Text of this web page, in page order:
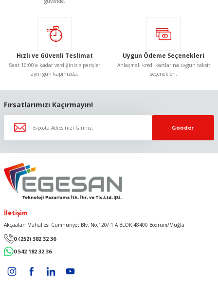
Ürün bilgilerinde hatalar bulunuyor.
Bu ürüne benzer farklı alternatifler olmalı.
Hızlı ve Güvenli Teslimat
Saat 16:00'a kadar verdiğiniz siparişler
aynı gün kapınızda.
Uygun Ödeme Seçenekleri
Anlaşmalı kredi kartlarına uygun taksit
seçenekleri.
Fırsatlarımızı Kaçırmayın!
Gönder
İletişim
Akçaalan Mahallesi Cumhuriyet Blv. No:120/ 1 A BLOK 48400 Bodrum/Muğla
0 (252) 382 32 36
0 542 182 32 36